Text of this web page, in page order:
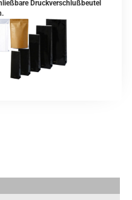
Druckverschlußbeutel